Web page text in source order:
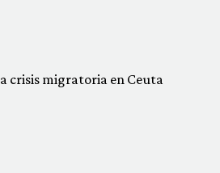
crisis migratoria en Ceuta